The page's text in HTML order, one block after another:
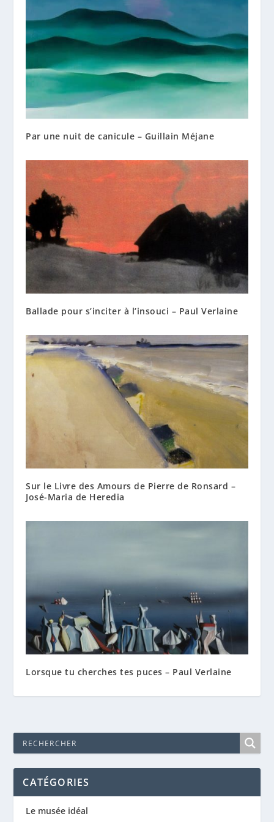
Par une nuit de canicule – Guillain Méjane
Ballade pour s’inciter à l’insouci – Paul Verlaine
Sur le Livre des Amours de Pierre de Ronsard –
José-Maria de Heredia
Lorsque tu cherches tes puces – Paul Verlaine
CATÉGORIES
Le musée idéal